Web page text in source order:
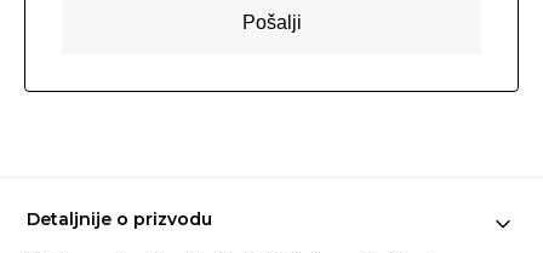
Detaljnije o prizvodu